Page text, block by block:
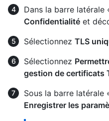
Dans la barre latérale
Confidentialité et
Sélectionnez TLS
Sélectionnez
gestion de certificats
Sous la barre latérale
Enregistrer les